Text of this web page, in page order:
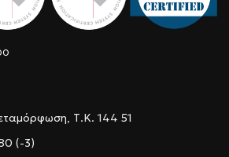
Τ.Κ. 144 51
(-3)